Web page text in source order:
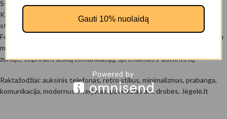
Stilius: modernus minimalizmas su retro ir Pop Art užuomina.
Kur tinka: biure, darbo kambaryje, modernioje svetainėje, kūrybinėje
studijoje ar net verslo erdvėje kaip išskirtinis akcentas.
Feng Shui rekomendacija (tikintiems feng shui): aukso spalva siejama su
metalo elementu – rekomenduojama kabinti vakarų arba šiaurės vakarų
zonoje, stiprinant aiškią komunikaciją, sprendimus ir autoritetą.
Raktažodžiai: auksinis telefonas, retro stilius, minimalizmas, prabanga,
komunikacija, modernus interjeras, paveikslas ant drobės, Jėgelė.lt
Gauti 10% nuolaidą